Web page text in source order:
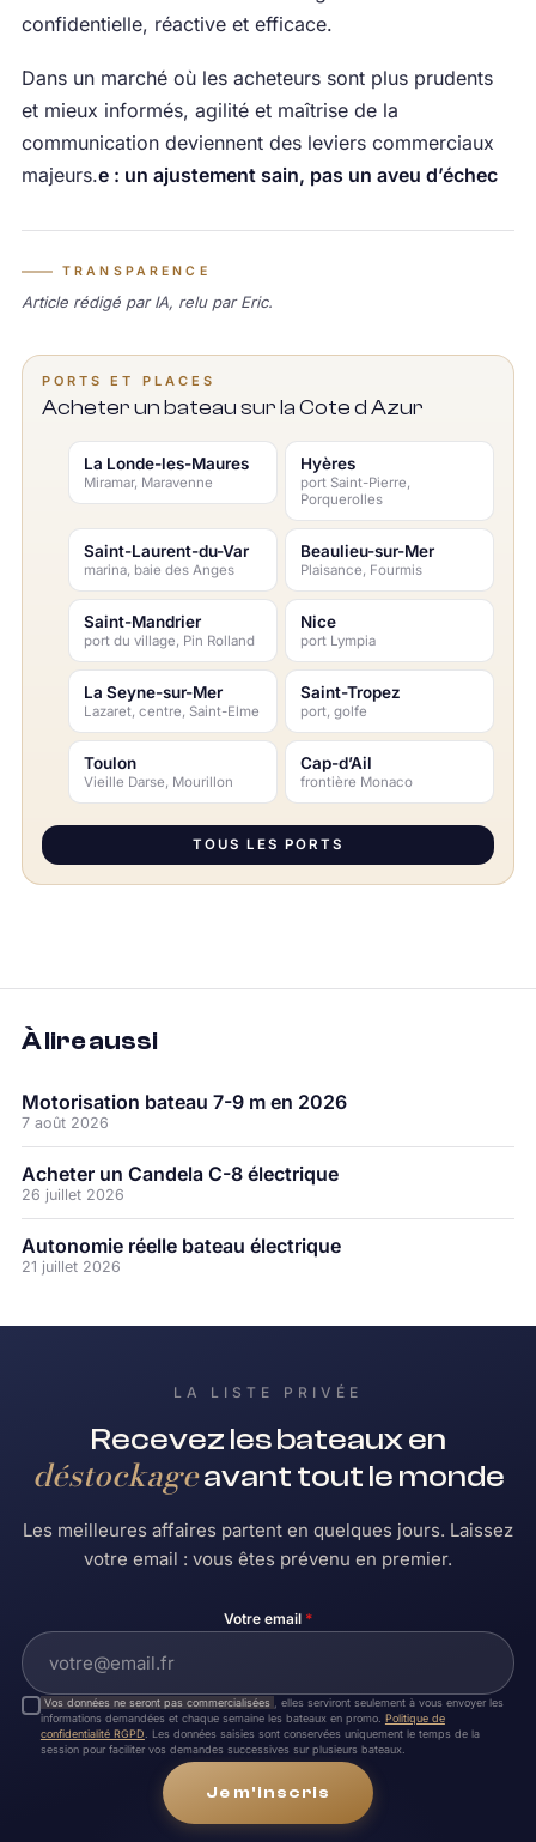
confidentielle, réactive et efficace.
Dans un marché où les acheteurs sont plus prudents
et mieux informés, agilité et maîtrise de la
communication deviennent des leviers commerciaux
majeurs.e : un ajustement sain, pas un aveu d’échec
TRANSPARENCE
Article rédigé par IA, relu par Eric.
PORTS ET PLACES
Acheter un bateau sur la Cote d Azur
La Londe-les-Maures
Miramar, Maravenne
Hyères
port Saint-Pierre,
Porquerolles
Saint-Laurent-du-Var
marina, baie des Anges
Beaulieu-sur-Mer
Plaisance, Fourmis
Saint-Mandrier
port du village, Pin Rolland
Nice
port Lympia
La Seyne-sur-Mer
Lazaret, centre, Saint-Elme
Saint-Tropez
port, golfe
Toulon
Vieille Darse, Mourillon
Cap-d’Ail
frontière Monaco
TOUS LES PORTS
À lire aussi
Motorisation bateau 7-9 m en 2026
7 août 2026
Acheter un Candela C-8 électrique
26 juillet 2026
Autonomie réelle bateau électrique
21 juillet 2026
LA LISTE PRIVÉE
Recevez les bateaux en
déstockageavant tout le monde
Les meilleures affaires partent en quelques jours. Laissez
votre email : vous êtes prévenu en premier.
Votre email *
Vos données ne seront pas commercialisées
, elles serviront seulement à vous envoyer les
informations demandées et chaque semaine les bateaux en promo. Politique de
confidentialité RGPD . Les données saisies sont conservées uniquement le temps de la
session pour faciliter vos demandes successives sur plusieurs bateaux.
Je m'inscris